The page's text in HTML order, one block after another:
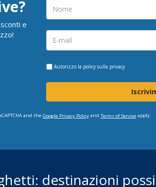
e
Autorizzo la policy sulla privacy
and the Google Privacy Policyand Terms of Serviceapply.
destinazioni